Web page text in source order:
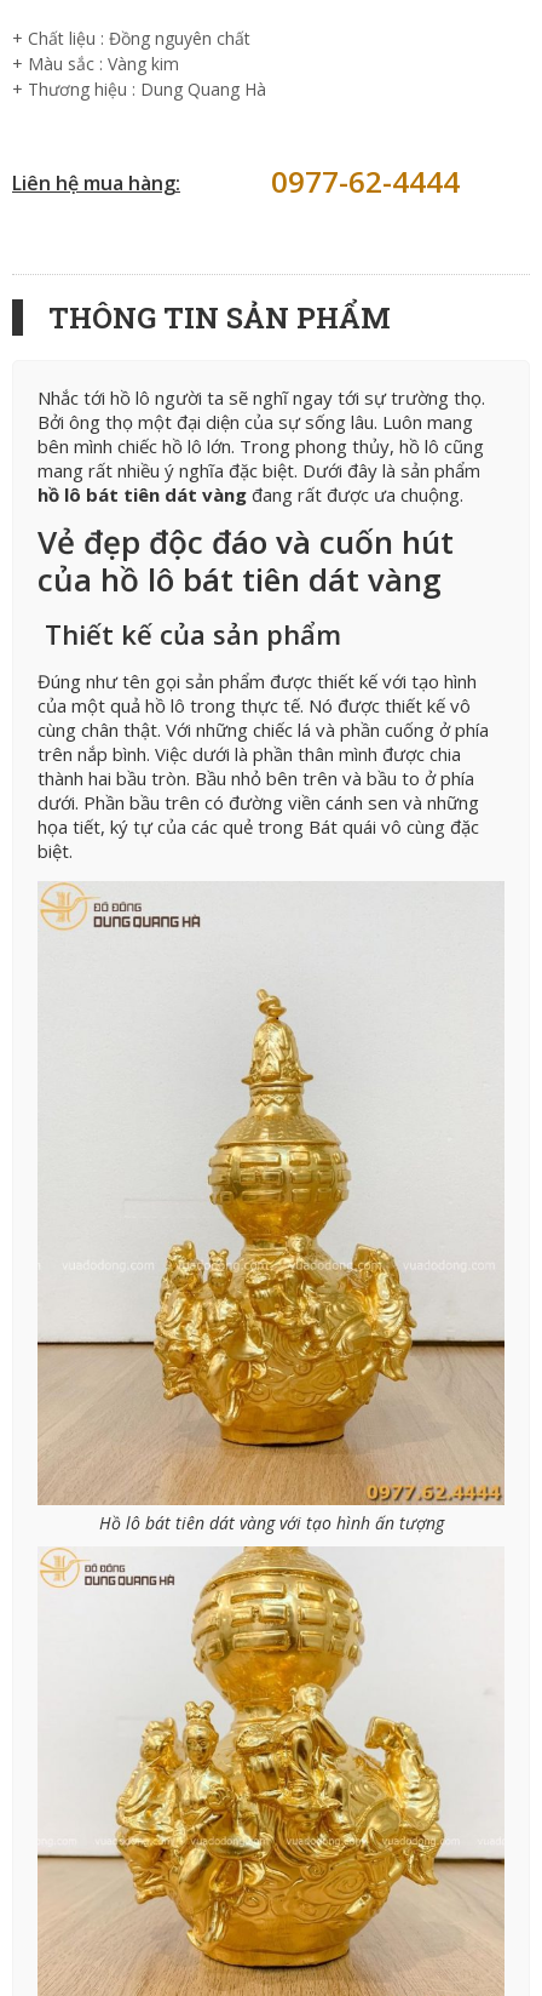
+ Chất liệu : Đồng nguyên chất
+ Màu sắc : Vàng kim
+ Thương hiệu : Dung Quang Hà
Liên hệ mua hàng: 0977-62-4444
THÔNG TIN SẢN PHẨM
Nhắc tới hồ lô người ta sẽ nghĩ ngay tới sự trường thọ.
Bởi ông thọ một đại diện của sự sống lâu. Luôn mang
bên mình chiếc hồ lô lớn. Trong phong thủy, hồ lô cũng
mang rất nhiều ý nghĩa đặc biệt. Dưới đây là sản phẩm
hồ lô bát tiên dát vàng đang rất được ưa chuộng.
Vẻ đẹp độc đáo và cuốn hút
của hồ lô bát tiên dát vàng
Thiết kế của sản phẩm
Đúng như tên gọi sản phẩm được thiết kế với tạo hình
của một quả hồ lô trong thực tế. Nó được thiết kế vô
cùng chân thật. Với những chiếc lá và phần cuống ở phía
trên nắp bình. Việc dưới là phần thân mình được chia
thành hai bầu tròn. Bầu nhỏ bên trên và bầu to ở phía
dưới. Phần bầu trên có đường viền cánh sen và những
họa tiết, ký tự của các quẻ trong Bát quái vô cùng đặc
biệt.
Hồ lô bát tiên dát vàng với tạo hình ấn tượng